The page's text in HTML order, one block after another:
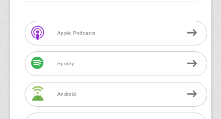
Apple Podcasts
Spotify
Android